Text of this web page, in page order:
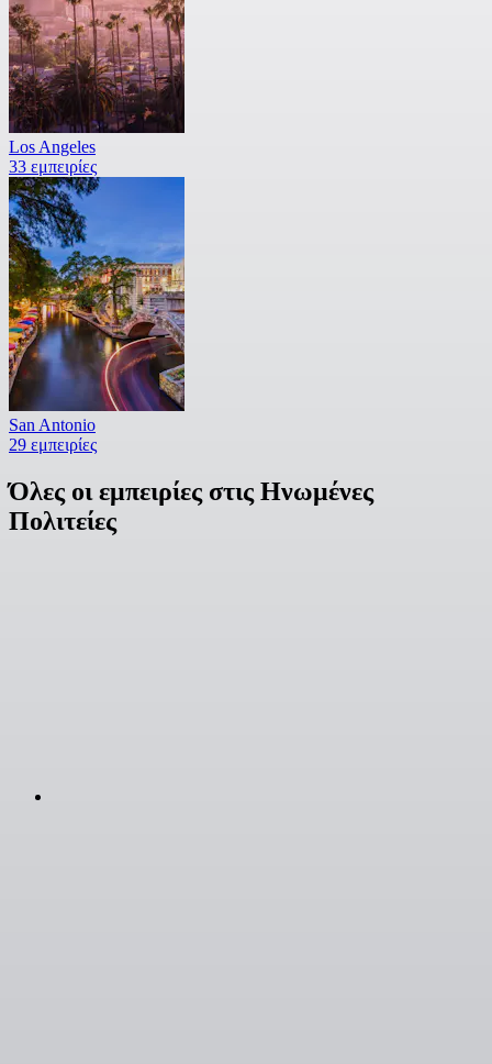
Los Angeles
33 εμπειρίες
San Antonio
29 εμπειρίες
Όλες οι εμπειρίες στις Ηνωμένες
Πολιτείες